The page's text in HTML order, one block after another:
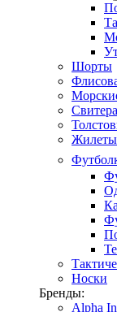
Шорты
Свитера
Жилеты
Носки
Бренды:
Alpha